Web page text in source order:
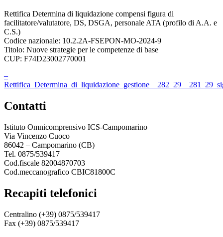
Rettifica Determina di liquidazione compensi figura di
facilitatore/valutatore, DS, DSGA, personale ATA (profilo di A.A. e
C.S.)
Codice nazionale: 10.2.2A-FSEPON-MO-2024-9
Titolo: Nuove strategie per le competenze di base
CUP: F74D23002770001
–
contatti
Istituto Omnicomprensivo ICS-Campomarino
Via Vincenzo Cuoco
86042 – Campomarino (CB)
Tel. 0875/539417
Cod.fiscale 82004870703
Cod.meccanografico CBIC81800C
recapiti telefonici
Centralino (+39) 0875/539417
Fax (+39) 0875/539417